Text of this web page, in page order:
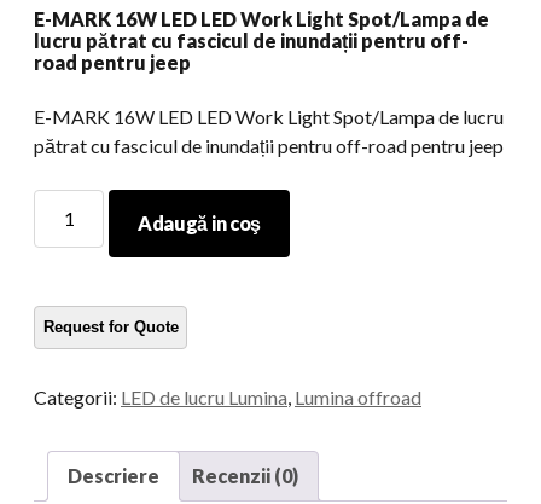
E-MARK 16W LED LED Work Light Spot/Lampa de
lucru pătrat cu fascicul de inundații pentru off-
road pentru jeep
E-MARK 16W LED LED Work Light Spot/Lampa de lucru
pătrat cu fascicul de inundații pentru off-road pentru jeep
MARK
LED
Work
Spot/Lampa
lucru
Adaugă in coş
Categorii: LED de lucru Lumina Lumina offroad
Descriere Recenzii (0)